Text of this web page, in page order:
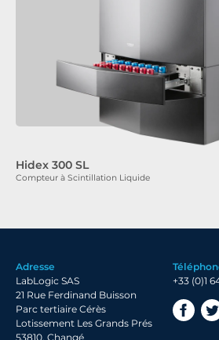
Hidex 300 SL
Compteur à Scintillation Liquide
Adresse
LabLogic SAS
21 Rue Ferdinand Buisson
Parc tertiaire Cérès
Lotissement Les Grands Prés
53810, Changé
+33 (0)1